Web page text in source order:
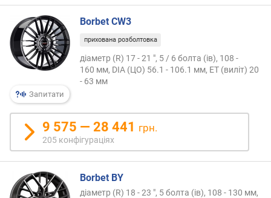
т
(
м
м
)
Запитати
Borbet CW3
прихована розболтовка
діаметр (R) 17 - 21 ", 5 / 6 болта (ів), 108 -
160 мм, DIA (ЦО) 56.1 - 106.1 мм, ET (виліт) 20
- 63 мм
9 575 — 28 441 грн.
205 конфігураціях
Borbet BY
діаметр (R) 18 - 23 ", 5 болта (ів), 108 - 130 мм,